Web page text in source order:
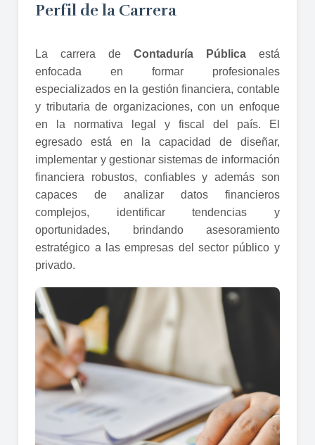
Perfil de la Carrera
La carrera de Contaduría Públicaestá
enfocada en formar profesionales
especializados en la gestión financiera, contable
y tributaria de organizaciones, con un enfoque
en la normativa legal y fiscal del país. El
egresado está en la capacidad de diseñar,
implementar y gestionar sistemas de información
financiera robustos, confiables y además son
capaces de analizar datos financieros
complejos, identificar tendencias y
oportunidades, brindando asesoramiento
estratégico a las empresas del sector público y
privado.